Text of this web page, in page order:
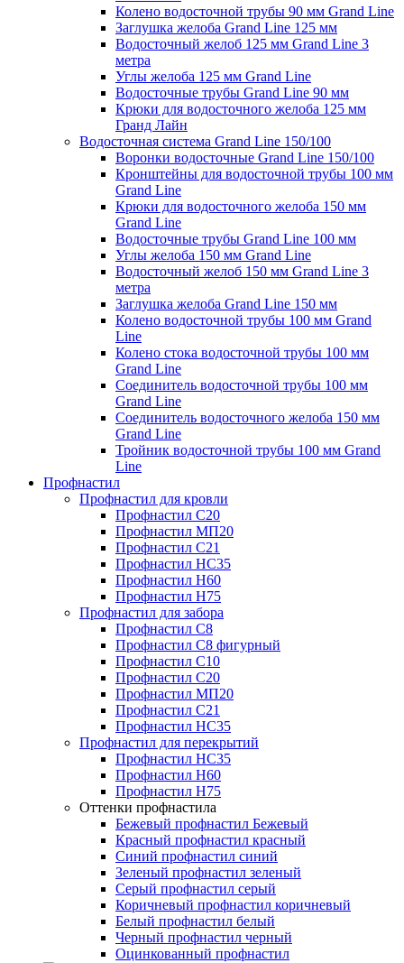
Колено водосточной трубы 90 мм Grand Line
Заглушка желоба Grand Line 125 мм
Водосточный желоб 125 мм Grand Line 3
метра
Углы желоба 125 мм Grand Line
Водосточные трубы Grand Line 90 мм
Крюки для водосточного желоба 125 мм
Гранд Лайн
Водосточная система Grand Line 150/100
Воронки водосточные Grand Line 150/100
Кронштейны для водосточной трубы 100 мм
Grand Line
Крюки для водосточного желоба 150 мм
Grand Line
Водосточные трубы Grand Line 100 мм
Углы желоба 150 мм Grand Line
Водосточный желоб 150 мм Grand Line 3
метра
Заглушка желоба Grand Line 150 мм
Колено водосточной трубы 100 мм Grand
Line
Колено стока водосточной трубы 100 мм
Grand Line
Соединитель водосточной трубы 100 мм
Grand Line
Соединитель водосточного желоба 150 мм
Grand Line
Тройник водосточной трубы 100 мм Grand
Line
Профнастил
Профнастил для кровли
Профнастил С20
Профнастил МП20
Профнастил С21
Профнастил НС35
Профнастил Н60
Профнастил Н75
Профнастил для забора
Профнастил С8
Профнастил С8 фигурный
Профнастил С10
Профнастил С20
Профнастил МП20
Профнастил С21
Профнастил НС35
Профнастил для перекрытий
Профнастил НС35
Профнастил Н60
Профнастил Н75
Оттенки профнастила
Бежевый профнастил Бежевый
Красный профнастил красный
Синий профнастил синий
Зеленый профнастил зеленый
Серый профнастил серый
Коричневый профнастил коричневый
Белый профнастил белый
Черный профнастил черный
Оцинкованный профнастил